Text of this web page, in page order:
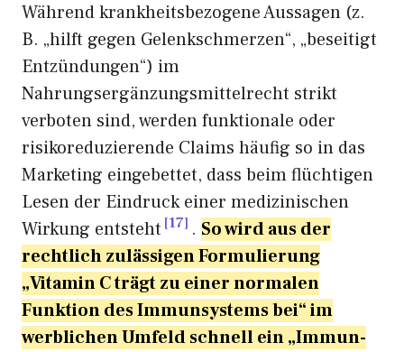
Während krankheitsbezogene Aussagen (z.
B. „hilft gegen Gelenkschmerzen“, „beseitigt
Entzündungen“) im
Nahrungsergänzungsmittelrecht strikt
verboten sind, werden funktionale oder
risikoreduzierende Claims häufig so in das
Marketing eingebettet, dass beim flüchtigen
Lesen der Eindruck einer medizinischen
Wirkung entsteht 17 . So wird aus der
rechtlich zulässigen Formulierung
„Vitamin C trägt zu einer normalen
Funktion des Immunsystems bei“ im
werblichen Umfeld schnell ein „Immun-